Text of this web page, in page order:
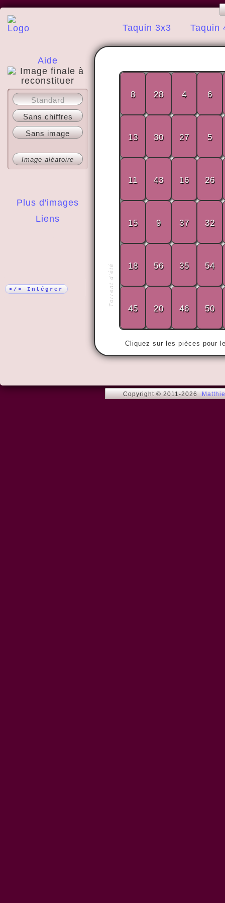
Taquin 3x3 Taquin
Aide
A propos
Plus d'images
Liens
Standard
Sans chiffres
Sans image
Image aléatoire
</> Intégrer Torrent d'été
Cliquez sur les pièces pour
trouvera la
8 28 4 6
13 30 27 5
11 43 16 26
15 9 37 32
18 56 35 54
45 20 46 50
Copyright © 2011-2026